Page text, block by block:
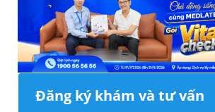
Đăng ký khám và tư vấn